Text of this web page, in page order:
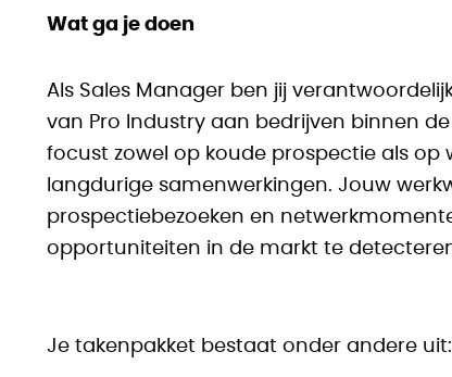
Wat ga je doen
Als Sales Manager ben jij
van Pro Industry aan bedrijven binnen
focust zowel op koude prospectie als
langdurige samenwerkingen. Jouw
prospectiebezoeken en
opportuniteiten in de markt te
Je takenpakket bestaat onder andere uit: